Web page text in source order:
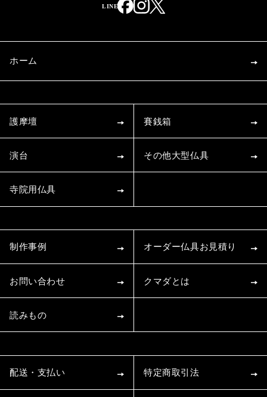
ホーム
護摩壇 賽銭箱
演台 その他大型仏具
寺院用仏具
制作事例 オーダー仏具お見積り
お問い合わせ クマダとは
読みもの
配送・支払い 特定商取引法